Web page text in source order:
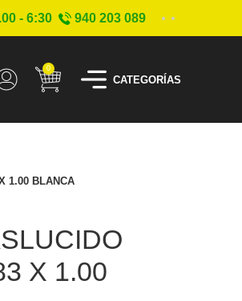
- 6:30 940 203 089
0
CATEGORÍAS
1.00 BLANCA
X 1.00